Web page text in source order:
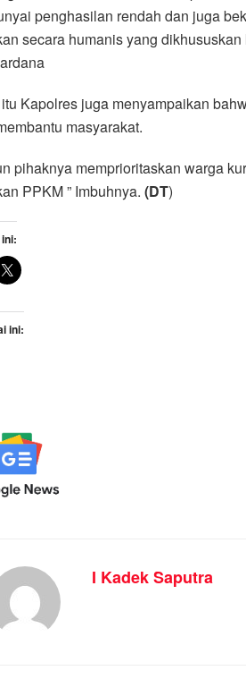
penghasilan rendah dan juga
secara humanis yang
Kapolres juga menyampaikan
masyarakat.
pihaknya memprioritaskan warga
PPKM ” Imbuhnya. (DT)
ini:
I Kadek Saputra